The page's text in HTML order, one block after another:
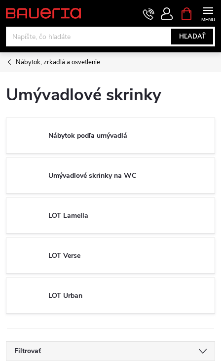
Prejsť
na
obsah
HĽADAŤ
KOŠÍK
Nábytok, zrkadlá a osvetlenie
Umývadlové skrinky
Nábytok podľa umývadlá
Umývadlové skrinky na WC
LOT Lamella
LOT Verse
LOT Urban
Filtrovať